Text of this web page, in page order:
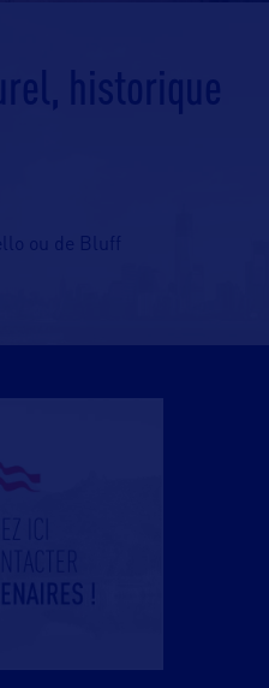
historique
ou de Bluff